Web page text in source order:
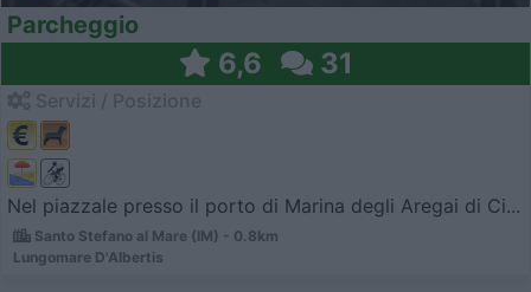
Parcheggio
6,6 31
Nel piazzale presso il porto di Marina degli Aregai di Ci...
Santo Stefano al Mare (IM) - 0.8km
Lungomare D'Albertis